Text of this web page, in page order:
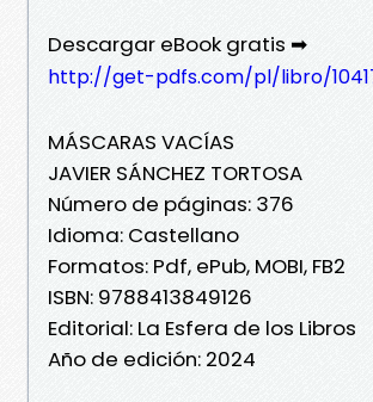
Descargar eBook gratis ➡
http://get-pdfs.com/pl/libro/
MÁSCARAS VACÍAS
JAVIER SÁNCHEZ TORTOSA
Número de páginas: 376
Idioma: Castellano
Formatos: Pdf, ePub, MOBI, FB2
ISBN: 9788413849126
Editorial: La Esfera de los Libros
Año de edición: 2024